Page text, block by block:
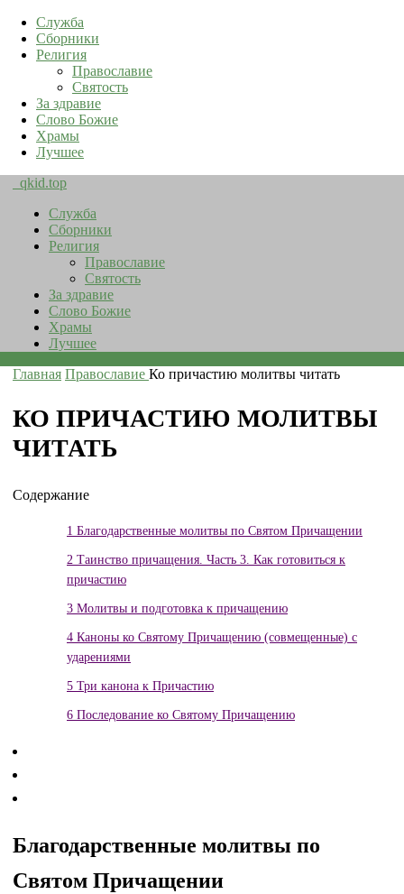
Служба
Сборники
Религия
Православие
Святость
За здравие
Слово Божие
Храмы
Лучшее
qkid.top
Служба
Сборники
Религия
Православие
Святость
За здравие
Слово Божие
Храмы
Лучшее
Главная Православие Ко причастию молитвы читать
КО ПРИЧАСТИЮ МОЛИТВЫ
ЧИТАТЬ
Содержание
1 Благодарственные молитвы по Святом Причащении
2 Таинство причащения. Часть 3. Как готовиться к
причастию
3 Молитвы и подготовка к причащению
4 Каноны ко Святому Причащению (совмещенные) с
ударениями
5 Три канона к Причастию
6 Последование ко Святому Причащению
Благодарственные молитвы по
Святом Причащении